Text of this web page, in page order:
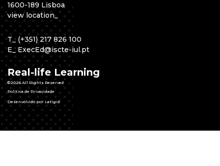
1600-189 Lisboa
view location_
T _ (+351) 217 826 100
E _ ExecEd@iscte-iul.pt
Real-life Learning
©2026 All Rights Reserved
Política de Privacidade
Desenvolvido por Latigid